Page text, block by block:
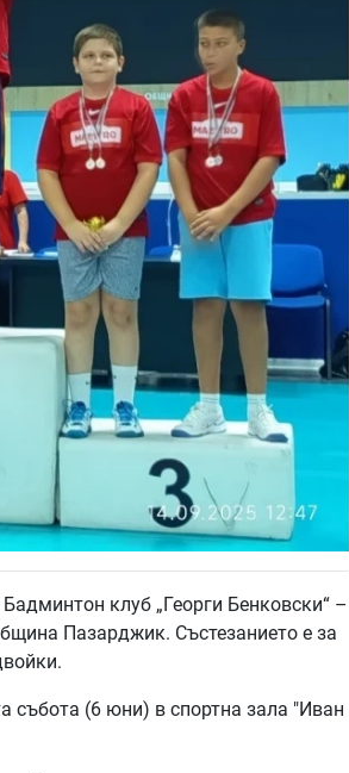
клуб „Георги Бенковски“ –
Пазарджик. Състезанието е за
събота (6 юни) в спортна зала "Иван